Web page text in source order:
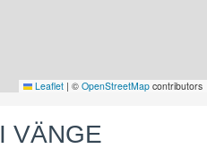
Leaflet | © OpenStreetMap contributors
VÄNGE